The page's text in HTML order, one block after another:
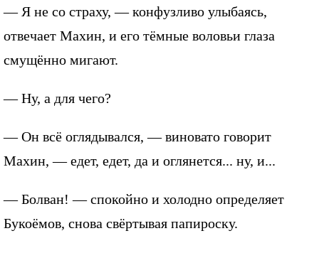
— Я не со страху, — конфузливо улыбаясь,
отвечает Махин, и его тёмные воловьи глаза
смущённо мигают.
— Ну, а для чего?
— Он всё оглядывался, — виновато говорит
Махин, — едет, едет, да и оглянется... ну, и...
— Болван! — спокойно и холодно определяет
Букоёмов, снова свёртывая папироску.